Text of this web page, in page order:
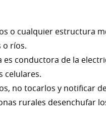
o cualquier estructura
o ríos.
conductora de la
celulares.
no tocarlos y notificar
rurales desenchufar